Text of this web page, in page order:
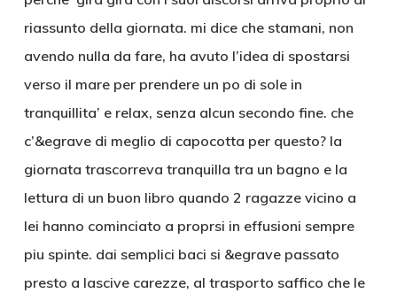
riassunto della giornata. mi dice che stamani, non
avendo nulla da fare, ha avuto l’idea di spostarsi
verso il mare per prendere un po di sole in
tranquillita’ e relax, senza alcun secondo fine. che
c’&egrave di meglio di capocotta per questo? la
giornata trascorreva tranquilla tra un bagno e la
lettura di un buon libro quando 2 ragazze vicino a
lei hanno cominciato a proprsi in effusioni sempre
piu spinte. dai semplici baci si &egrave passato
presto a lascive carezze, al trasporto saffico che le